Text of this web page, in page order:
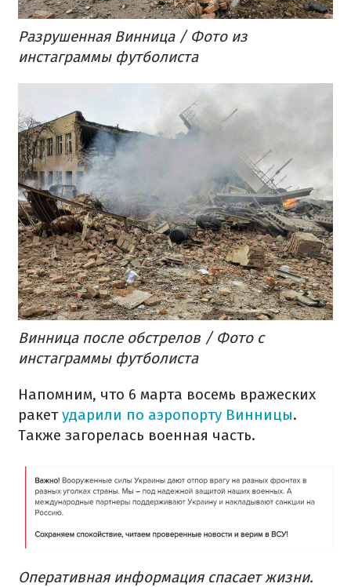
Разрушенная Винница / Фото из
инстаграммы футболиста
Винница после обстрелов / Фото с
инстаграммы футболиста
Напомним, что 6 марта восемь вражеских
ракетударили по аэропорту Винницы.
Также загорелась военная часть.
Оперативная информация спасает жизни.